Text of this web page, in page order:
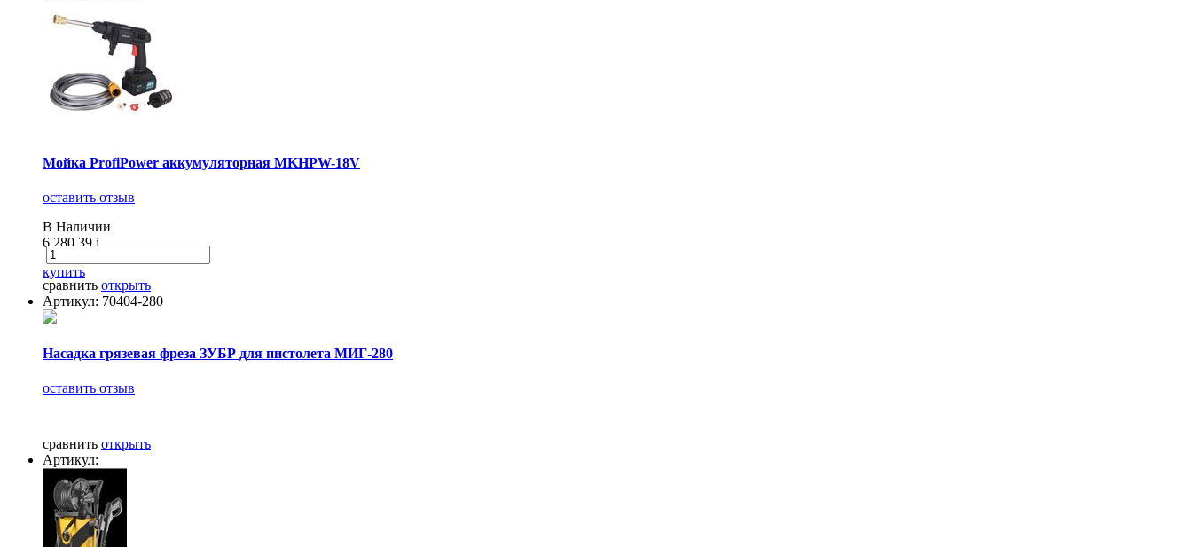
Мойка ProfiPower аккумуляторная MKHPW-18V
оставить отзыв
В Наличии
6 280.39i
купить
сравнить открыть
Артикул: 70404-280
Насадка грязевая фреза ЗУБР для пистолета МИГ-280
оставить отзыв
сравнить открыть
Артикул: